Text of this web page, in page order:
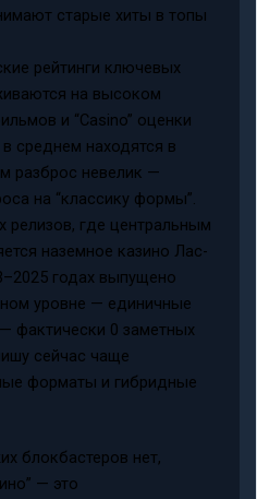
старые хиты в топы
рейтинги ключевых
на высоком
и “Casino” оценки
среднем находятся в
разброс невелик —
на “классику формы”.
где центральным
наземное казино Лас-
годах выпущено
уровне — единичные
фактически 0 заметных
сейчас чаще
форматы и гибридные
блокбастеров нет,
— это